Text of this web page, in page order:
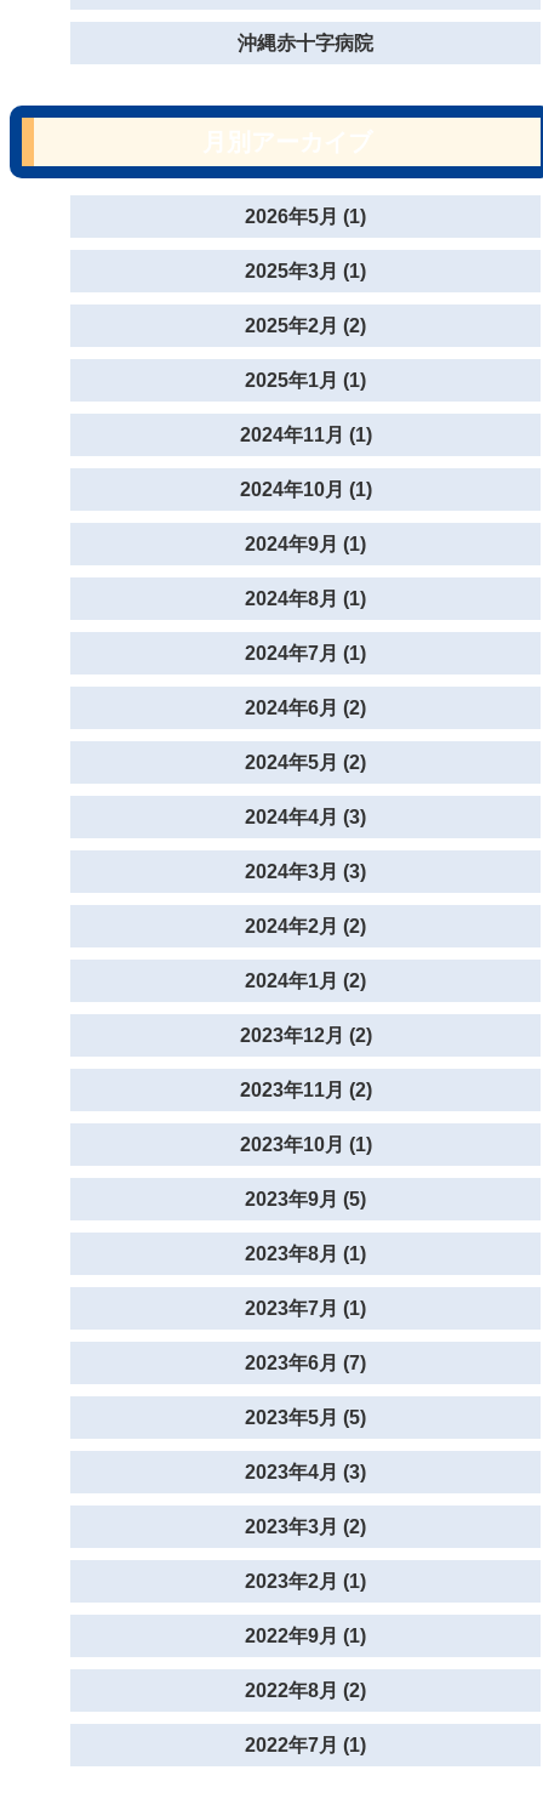
沖縄赤十字病院
2026年5月 (1)
2025年3月 (1)
2025年2月 (2)
2025年1月 (1)
2024年11月 (1)
2024年10月 (1)
2024年9月 (1)
2024年8月 (1)
2024年7月 (1)
2024年6月 (2)
2024年5月 (2)
2024年4月 (3)
2024年3月 (3)
2024年2月 (2)
2024年1月 (2)
2023年12月 (2)
2023年11月 (2)
2023年10月 (1)
2023年9月 (5)
2023年8月 (1)
2023年7月 (1)
2023年6月 (7)
2023年5月 (5)
2023年4月 (3)
2023年3月 (2)
2023年2月 (1)
2022年9月 (1)
2022年8月 (2)
2022年7月 (1)